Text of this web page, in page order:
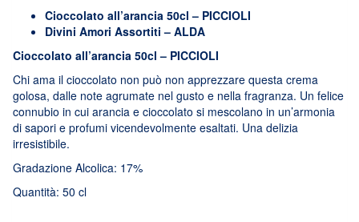
Cioccolato all’arancia 50cl – PICCIOLI
Divini Amori Assortiti – ALDA
Cioccolato all’arancia 50cl – PICCIOLI
Chi ama il cioccolato non può non apprezzare questa crema
golosa, dalle note agrumate nel gusto e nella fragranza. Un felice
connubio in cui arancia e cioccolato si mescolano in un’armonia
di sapori e profumi vicendevolmente esaltati. Una delizia
irresistibile.
Gradazione Alcolica: 17%
Quantità: 50 cl